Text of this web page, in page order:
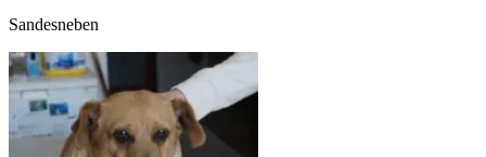
Sandesneben